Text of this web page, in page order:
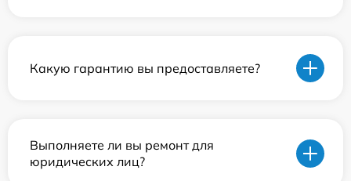
Какую гарантию вы предоставляете?
Выполняете ли вы ремонт для
юридических лиц?